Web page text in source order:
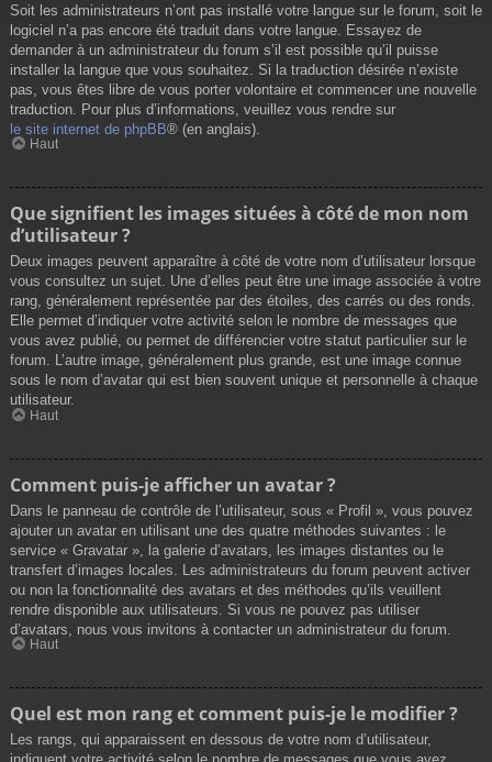
Soit les administrateurs n’ont pas installé votre langue sur le forum, soit le
logiciel n’a pas encore été traduit dans votre langue. Essayez de
demander à un administrateur du forum s’il est possible qu’il puisse
installer la langue que vous souhaitez. Si la traduction désirée n’existe
pas, vous êtes libre de vous porter volontaire et commencer une nouvelle
traduction. Pour plus d’informations, veuillez vous rendre sur
le site internet de phpBB® (en anglais).
Haut
Que signifient les images situées à côté de mon nom
d’utilisateur ?
Deux images peuvent apparaître à côté de votre nom d’utilisateur lorsque
vous consultez un sujet. Une d’elles peut être une image associée à votre
rang, généralement représentée par des étoiles, des carrés ou des ronds.
Elle permet d’indiquer votre activité selon le nombre de messages que
vous avez publié, ou permet de différencier votre statut particulier sur le
forum. L’autre image, généralement plus grande, est une image connue
sous le nom d’avatar qui est bien souvent unique et personnelle à chaque
utilisateur.
Haut
Comment puis-je afficher un avatar ?
Dans le panneau de contrôle de l’utilisateur, sous « Profil », vous pouvez
ajouter un avatar en utilisant une des quatre méthodes suivantes : le
service « Gravatar », la galerie d’avatars, les images distantes ou le
transfert d’images locales. Les administrateurs du forum peuvent activer
ou non la fonctionnalité des avatars et des méthodes qu’ils veuillent
rendre disponible aux utilisateurs. Si vous ne pouvez pas utiliser
d’avatars, nous vous invitons à contacter un administrateur du forum.
Haut
Quel est mon rang et comment puis-je le modifier ?
Les rangs, qui apparaissent en dessous de votre nom d’utilisateur,